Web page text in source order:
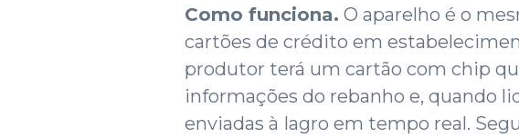
Como funciona. O aparelho é o
cartões de crédito em
produtor terá um cartão com chip
informações do rebanho e, quando
enviadas à Iagro em tempo real.